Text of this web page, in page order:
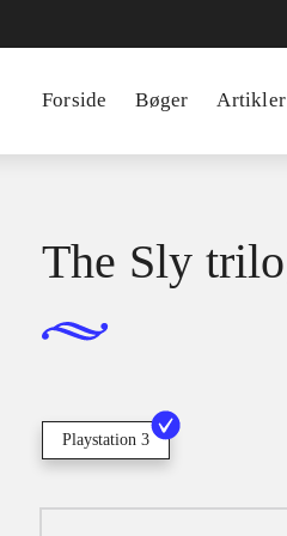
Forside Bøger Artikler
The Sly
Playstation 3